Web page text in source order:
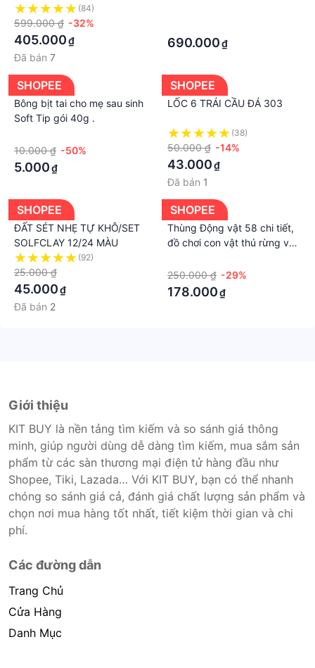
sinh Az48 giúp bé hết táo
bón, biếng ăn
(84)
599.000 ₫ -32%
405.000₫
Đã bán 7
690.000₫
SHOPEE
Bông bịt tai cho mẹ sau sinh
Soft Tip gói 40g .
10.000 ₫ -50%
5.000₫
SHOPEE
LỐC 6 TRÁI CẦU ĐÁ 303
(38)
50.000 ₫ -14%
43.000₫
Đã bán 1
SHOPEE
ĐẤT SÉT NHẸ TỰ KHÔ/SET
SOLFCLAY 12/24 MÀU
(92)
25.000 ₫
45.000₫
Đã bán 2
SHOPEE
Thùng Động vật 58 chi tiết,
đồ chơi con vật thú rừng và
250.000 ₫ -29%
178.000₫
Giới thiệu
KIT BUY là nền tảng tìm kiếm và so sánh giá thông
minh, giúp người dùng dễ dàng tìm kiếm, mua sắm sản
phẩm từ các sàn thương mại điện tử hàng đầu như
Shopee, Tiki, Lazada… Với KIT BUY, bạn có thể nhanh
chóng so sánh giá cả, đánh giá chất lượng sản phẩm và
chọn nơi mua hàng tốt nhất, tiết kiệm thời gian và chi
phí.
Các đường dẫn
Trang Chủ
Cửa Hàng
Danh Mục